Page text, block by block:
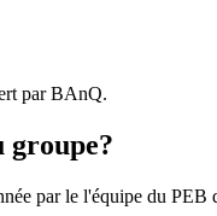
par BAnQ.
groupe?
par le l'équipe du